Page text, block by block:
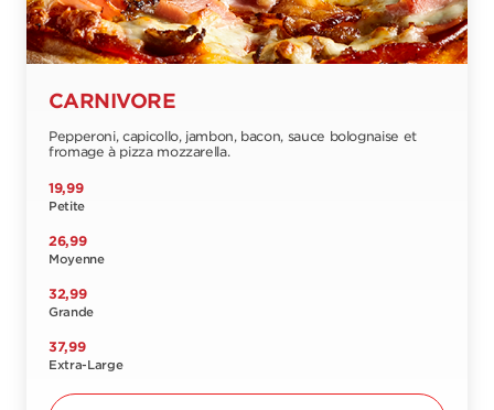
CARNIVORE
Pepperoni, capicollo, jambon, bacon, sauce bolognaise et
fromage à pizza mozzarella.
19,99
Petite
26,99
Moyenne
32,99
Grande
37,99
Extra-Large